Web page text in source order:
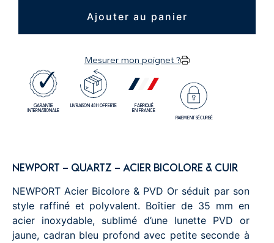
Ajouter au panier
Mesurer mon poignet ?
GARANTIE
INTERNATIONALE
LIVRAISON 48H OFFERTE
FABRIQUÉ
EN FRANCE
PAIEMENT SÉCURISÉ
NEWPORT – QUARTZ – ACIER BICOLORE & CUIR
NEWPORT Acier Bicolore & PVD Or séduit par son
style raffiné et polyvalent. Boîtier de 35 mm en
acier inoxydable, sublimé d’une lunette PVD or
jaune, cadran bleu profond avec petite seconde à